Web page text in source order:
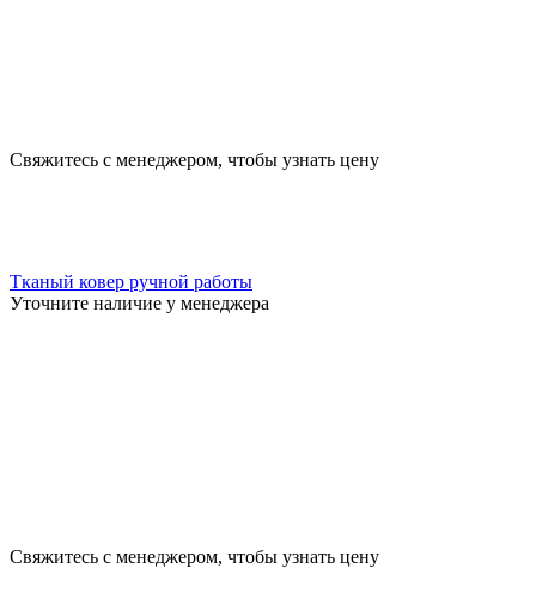
Свяжитесь с менеджером, чтобы узнать цену
Тканый ковер ручной работы
Уточните наличие у менеджера
Свяжитесь с менеджером, чтобы узнать цену